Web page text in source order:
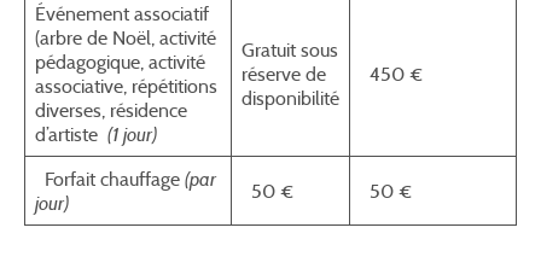
Événement associatif
(arbre de Noël, activité
pédagogique, activité
associative, répétitions
diverses, résidence
d’artiste (1 jour)
Gratuit sous
réserve de
disponibilité
450 €
Forfait chauffage (par
jour)
50 € 50 €